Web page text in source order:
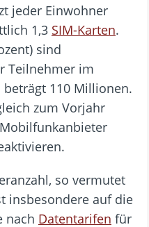
jeder Einwohner
1,3 SIM-Karten.
sind
Teilnehmer im
110 Millionen.
zum Vorjahr
so vermutet
insbesondere auf die
nach Datentarifen für